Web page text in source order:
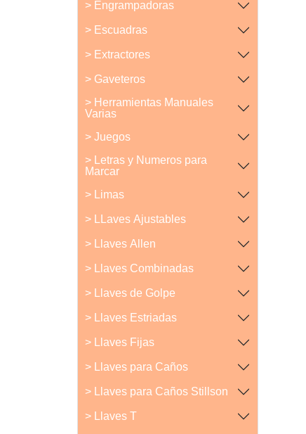
> Engrampadoras
> Escuadras
> Extractores
> Gaveteros
> Herramientas Manuales
Varias
> Juegos
> Letras y Numeros para
Marcar
> Limas
> LLaves Ajustables
> Llaves Allen
> Llaves Combinadas
> Llaves de Golpe
> Llaves Estriadas
> Llaves Fijas
> Llaves para Caños
> Llaves para Caños Stillson
> Llaves T